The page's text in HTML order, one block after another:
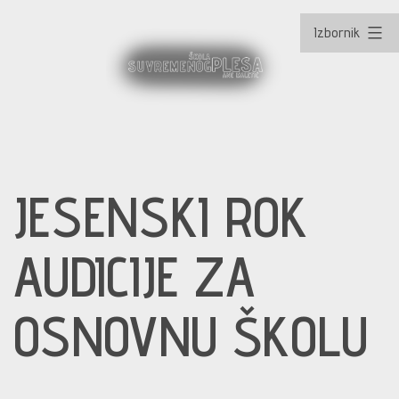
sadržaj
Izbornik
JESENSKI ROK
AUDICIJE ZA
OSNOVNU ŠKOLU